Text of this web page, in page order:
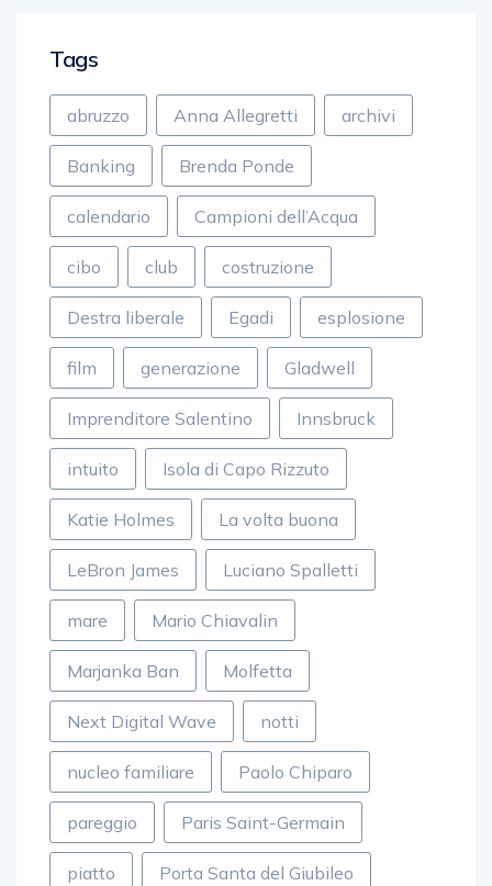
Tags
abruzzo Anna Allegretti archivi
Banking Brenda Ponde
calendario Campioni dell’Acqua
cibo club costruzione
Destra liberale Egadi esplosione
film generazione Gladwell
Imprenditore Salentino Innsbruck
intuito Isola di Capo Rizzuto
Katie Holmes La volta buona
LeBron James Luciano Spalletti
mare Mario Chiavalin
Marjanka Ban Molfetta
Next Digital Wave notti
nucleo familiare Paolo Chiparo
pareggio Paris Saint-Germain
piatto Porta Santa del Giubileo